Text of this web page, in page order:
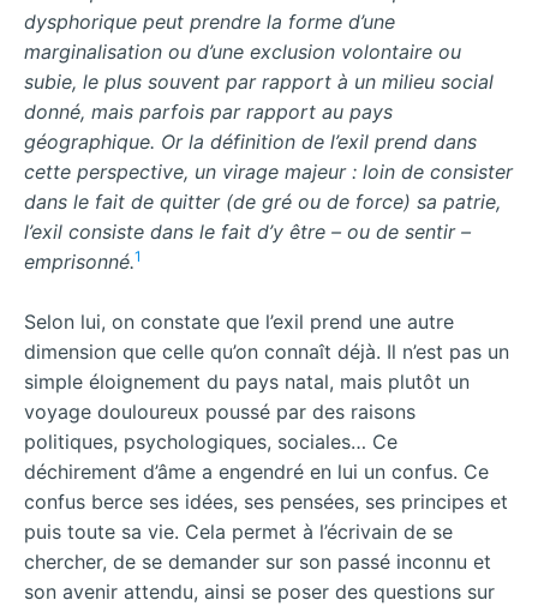
dysphorique peut prendre la forme d’une
marginalisation ou d’une exclusion volontaire ou
subie, le plus souvent par rapport à un milieu social
donné, mais parfois par rapport au pays
géographique. Or la définition de l’exil prend dans
cette perspective, un virage majeur : loin de consister
dans le fait de quitter (de gré ou de force) sa patrie,
l’exil consiste dans le fait d’y être – ou de sentir –
emprisonné.1
Selon lui, on constate que l’exil prend une autre
dimension que celle qu’on connaît déjà. Il n’est pas un
simple éloignement du pays natal, mais plutôt un
voyage douloureux poussé par des raisons
politiques, psychologiques, sociales… Ce
déchirement d’âme a engendré en lui un confus. Ce
confus berce ses idées, ses pensées, ses principes et
puis toute sa vie. Cela permet à l’écrivain de se
chercher, de se demander sur son passé inconnu et
son avenir attendu, ainsi se poser des questions sur